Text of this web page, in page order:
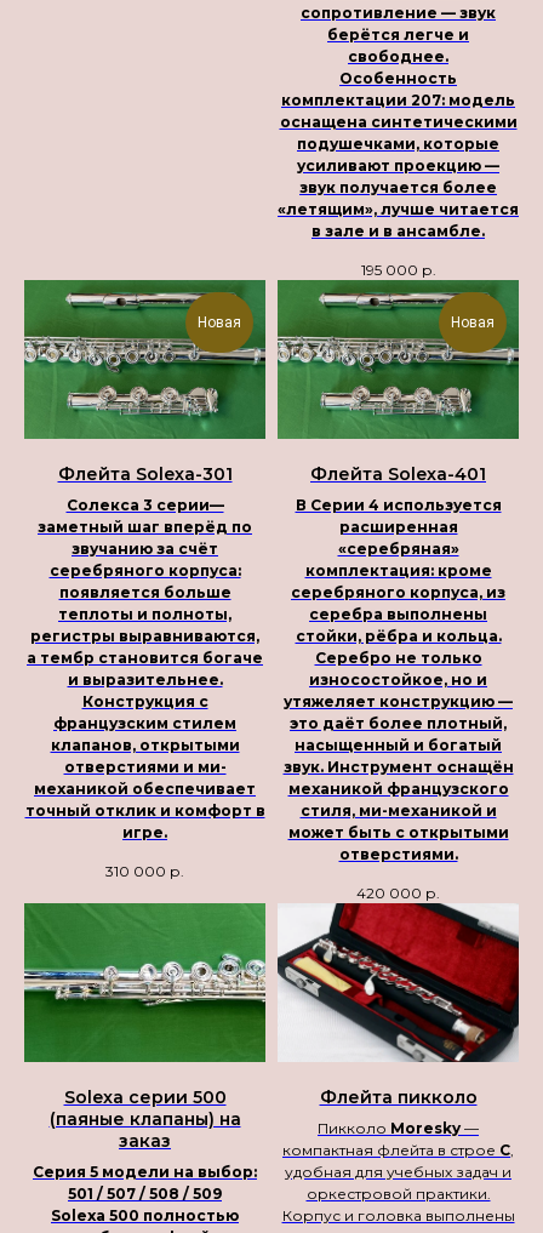
сопротивление — звук
берётся легче и
свободнее.
Особенность
комплектации 207: модель
оснащена синтетическими
подушечками, которые
усиливают проекцию —
звук получается более
«летящим», лучше читается
в зале и в ансамбле.
195 000 р.
Новая
Флейта Solexa-301
Солекса 3 серии—
заметный шаг вперёд по
звучанию за счёт
серебряного корпуса:
появляется больше
теплоты и полноты,
регистры выравниваются,
а тембр становится богаче
и выразительнее.
Конструкция с
французским стилем
клапанов, открытыми
отверстиями и ми-
механикой обеспечивает
точный отклик и комфорт в
игре.
310 000 р.
Новая
Флейта Solexa-401
В Серии 4 используется
расширенная
«серебряная»
комплектация: кроме
серебряного корпуса, из
серебра выполнены
стойки, рёбра и кольца.
Серебро не только
износостойкое, но и
утяжеляет конструкцию —
это даёт более плотный,
насыщенный и богатый
звук. Инструмент оснащён
механикой французского
стиля, ми-механикой и
может быть с открытыми
отверстиями.
420 000 р.
Solexa серии 500
(паяные клапаны) на
заказ
Серия 5 модели на выбор:
501 / 507 / 508 / 509
Solexa 500 полностью
Флейта пикколо
Пикколо Moresky —
компактная флейта в строе C,
удобная для учебных задач и
оркестровой практики.
Корпус и головка выполнены